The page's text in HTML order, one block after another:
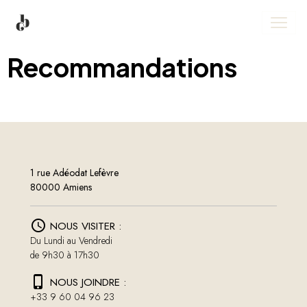
Recommandations
1 rue Adéodat Lefèvre
80000 Amiens
NOUS VISITER :
Du Lundi au Vendredi
de 9h30 à 17h30
NOUS JOINDRE :
+33 9 60 04 96 23